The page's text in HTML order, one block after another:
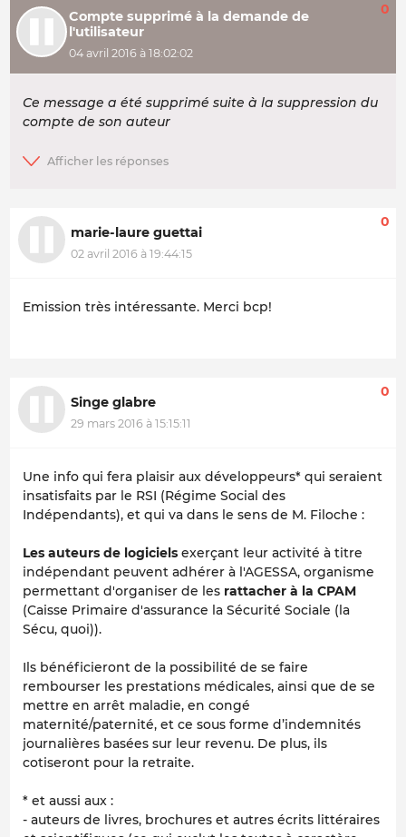
Compte supprimé à la demande de
l'utilisateur
04 avril 2016 à 18:02:02
0
Ce message a été supprimé suite à la suppression du
compte de son auteur
marie-laure guettai
02 avril 2016 à 19:44:15
0
Emission très intéressante. Merci bcp!
Singe glabre
29 mars 2016 à 15:15:11
0
Une info qui fera plaisir aux développeurs* qui seraient
insatisfaits par le RSI (Régime Social des
Indépendants), et qui va dans le sens de M. Filoche :
Les auteurs de logiciels exerçant leur activité à titre
indépendant peuvent adhérer à l'AGESSA, organisme
permettant d'organiser de les rattacher à la CPAM
(Caisse Primaire d'assurance la Sécurité Sociale (la
Sécu, quoi)).
Ils bénéficieront de la possibilité de se faire
rembourser les prestations médicales, ainsi que de se
mettre en arrêt maladie, en congé
maternité/paternité, et ce sous forme d’indemnités
journalières basées sur leur revenu. De plus, ils
cotiseront pour la retraite.
* et aussi aux :
- auteurs de livres, brochures et autres écrits littéraires